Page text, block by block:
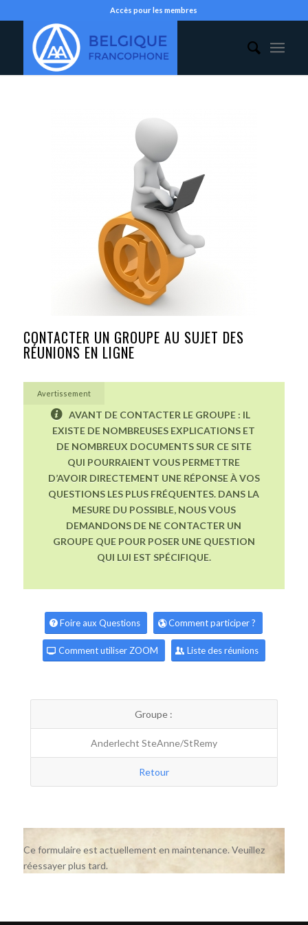
Accès pour les membres
CONTACTER UN GROUPE AU SUJET DES
RÉUNIONS EN LIGNE
Avertissement
AVANT DE CONTACTER LE GROUPE : IL
EXISTE DE NOMBREUSES EXPLICATIONS ET
DE NOMBREUX DOCUMENTS SUR CE SITE
QUI POURRAIENT VOUS PERMETTRE
D’AVOIR DIRECTEMENT UNE RÉPONSE À VOS
QUESTIONS LES PLUS FRÉQUENTES. DANS LA
MESURE DU POSSIBLE, NOUS VOUS
DEMANDONS DE NE CONTACTER UN
GROUPE QUE POUR POSER UNE QUESTION
QUI LUI EST SPÉCIFIQUE.
Foire aux Questions Comment participer ?
Comment utiliser ZOOM Liste des réunions
Groupe :
Anderlecht SteAnne/StRemy
Retour
Ce formulaire est actuellement en maintenance. Veuillez
réessayer plus tard.